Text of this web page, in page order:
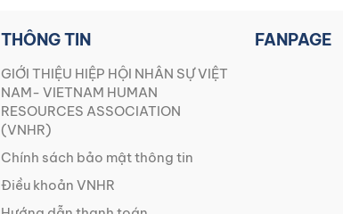
THÔNG TIN
GIỚI THIỆU HIỆP HỘI NHÂN SỰ VIỆT
NAM- VIETNAM HUMAN
RESOURCES ASSOCIATION
(VNHR)
Chính sách bảo mật thông tin
Điều khoản VNHR
FANPAGE